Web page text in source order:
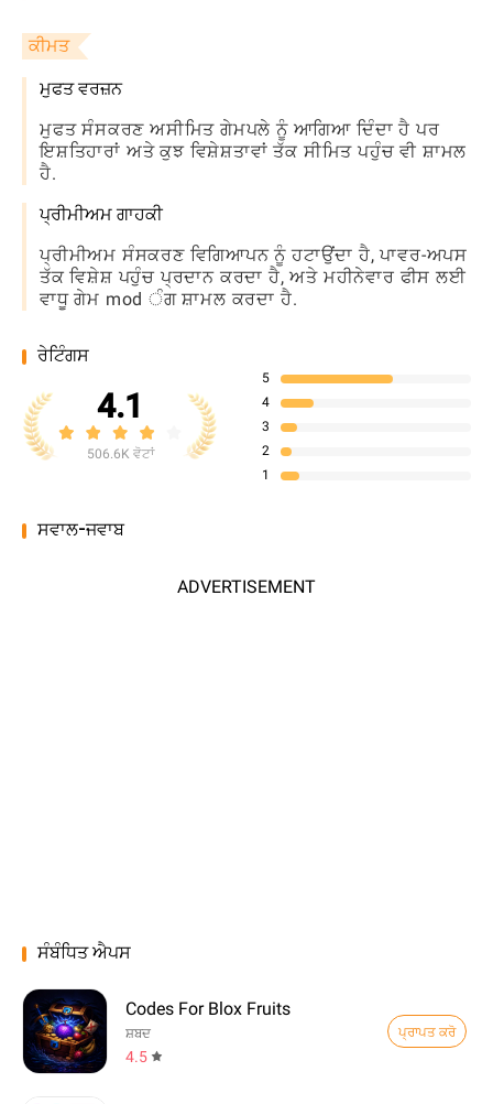
ਕੀਮਤ
ਮੁਫਤ ਵਰਜ਼ਨ
ਮੁਫਤ ਸੰਸਕਰਣ ਅਸੀਮਿਤ ਗੇਮਪਲੇ ਨੂੰ ਆਗਿਆ ਦਿੰਦਾ ਹੈ ਪਰ
ਇਸ਼ਤਿਹਾਰਾਂ ਅਤੇ ਕੁਝ ਵਿਸ਼ੇਸ਼ਤਾਵਾਂ ਤੱਕ ਸੀਮਿਤ ਪਹੁੰਚ ਵੀ ਸ਼ਾਮਲ
ਹੈ.
ਪ੍ਰੀਮੀਅਮ ਗਾਹਕੀ
ਪ੍ਰੀਮੀਅਮ ਸੰਸਕਰਣ ਵਿਗਿਆਪਨ ਨੂੰ ਹਟਾਉਂਦਾ ਹੈ, ਪਾਵਰ-ਅਪਸ
ਤੱਕ ਵਿਸ਼ੇਸ਼ ਪਹੁੰਚ ਪ੍ਰਦਾਨ ਕਰਦਾ ਹੈ, ਅਤੇ ਮਹੀਨੇਵਾਰ ਫੀਸ ਲਈ
ਵਾਧੂ ਗੇਮ mod ੰਗ ਸ਼ਾਮਲ ਕਰਦਾ ਹੈ.
ਰੇਟਿੰਗਸ
4.1
506.6K ਵੋਟਾਂ
5
4
3
2
1
ਸਵਾਲ-ਜਵਾਬ
ADVERTISEMENT
ਸੰਬੰਧਿਤ ਐਪਸ
Codes For Blox Fruits
ਸ਼ਬਦ
4.5
ਪ੍ਰਾਪਤ ਕਰੋ